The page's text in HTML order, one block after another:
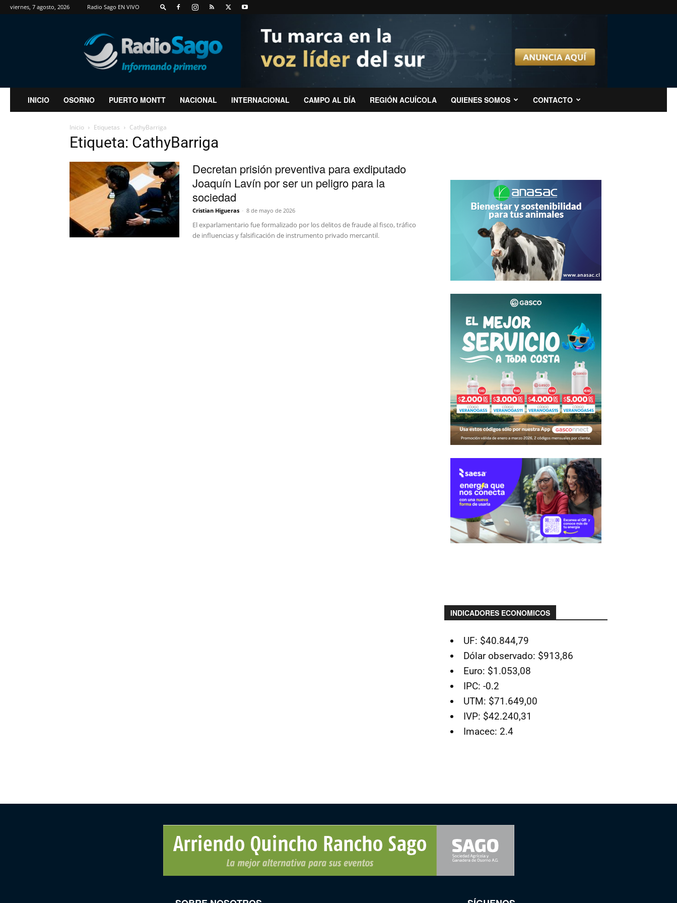
viernes, 7 agosto, 2026 Radio Sago EN VIVO
RadioSago
INICIO OSORNO PUERTO MONTT NACIONAL INTERNACIONAL CAMPO AL DÍA REGIÓN ACUÍCOLA QUIENES SOMOS CONTACTO
Inicio Etiquetas CathyBarriga
Etiqueta: CathyBarriga
Decretan prisión preventiva para exdiputado
Joaquín Lavín por ser un peligro para la
sociedad
Cristian Higueras - 8 de mayo de 2026
El exparlamentario fue formalizado por los delitos de fraude al fisco, tráfico
de influencias y falsificación de instrumento privado mercantil.
INDICADORES ECONOMICOS
UF: $40.844,79
Dólar observado: $913,86
Euro: $1.053,08
IPC: -0.2
UTM: $71.649,00
IVP: $42.240,31
Imacec: 2.4